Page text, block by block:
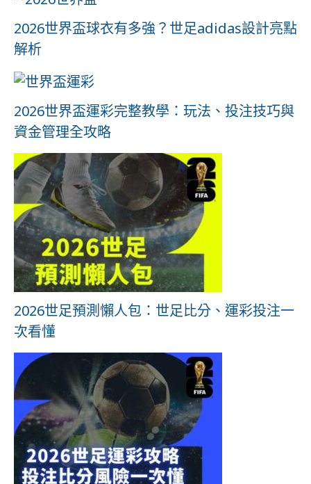
2026世界盃球衣有多強？世足adidas設計亮點
解析
2026世界盃運彩完整教學：玩法、投注技巧與
資金管理全攻略
2026世足預測懶人包：世足比分、運彩投注一
次看懂